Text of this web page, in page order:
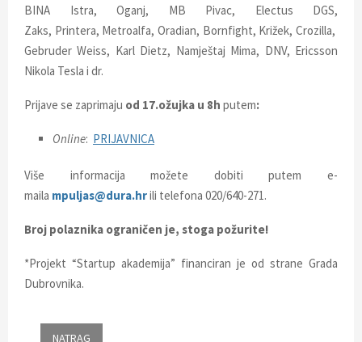
BINA Istra, Oganj, MB Pivac, Electus DGS,
Zaks, Printera, Metroalfa, Oradian, Bornfight, Križek, Crozilla,
Gebruder Weiss, Karl Dietz, Namještaj Mima, DNV, Ericsson
Nikola Tesla i dr.
Prijave se zaprimaju od 17.ožujka u 8h putem:
Online: PRIJAVNICA
Više informacija možete dobiti putem e-
maila mpuljas@dura.hrili telefona 020/640-271.
Broj polaznika ograničen je, stoga požurite!
*Projekt “Startup akademija” financiran je od strane Grada
Dubrovnika.